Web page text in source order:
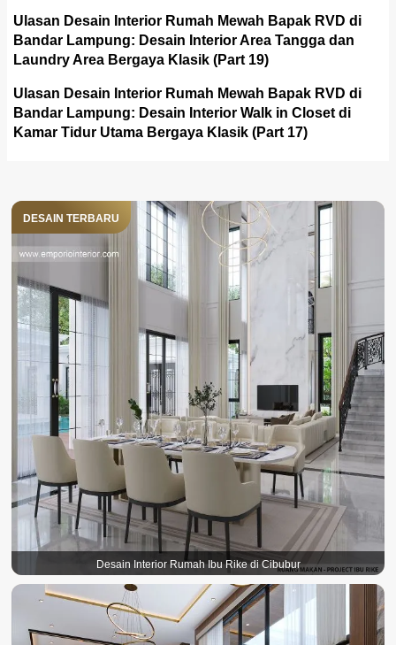
Ulasan Desain Interior Rumah Mewah Bapak RVD di
Bandar Lampung: Desain Interior Area Tangga dan
Laundry Area Bergaya Klasik (Part 19)
Ulasan Desain Interior Rumah Mewah Bapak RVD di
Bandar Lampung: Desain Interior Walk in Closet di
Kamar Tidur Utama Bergaya Klasik (Part 17)
DESAIN TERBARU
Desain Interior Rumah Ibu Rike di Cibubur